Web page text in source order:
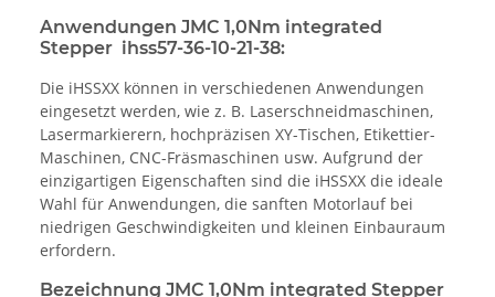
Anwendungen JMC 1,0Nm integrated
Stepper ihss57-36-10-21-38:
Die iHSSXX können in verschiedenen Anwendungen
eingesetzt werden, wie z. B. Laserschneidmaschinen,
Lasermarkierern, hochpräzisen XY-Tischen, Etikettier-
Maschinen, CNC-Fräsmaschinen usw. Aufgrund der
einzigartigen Eigenschaften sind die iHSSXX die ideale
Wahl für Anwendungen, die sanften Motorlauf bei
niedrigen Geschwindigkeiten und kleinen Einbauraum
erfordern.
Bezeichnung JMC 1,0Nm integrated Stepper